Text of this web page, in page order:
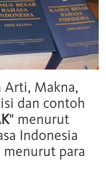
Arti, Makna,
dan contoh
" menurut
Indonesia
menurut para